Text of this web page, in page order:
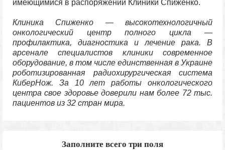
имеющимися в распоряжении Клиники Спиженко.
Клиника Спиженко — высокотехнологичный
онкологический центр полного цикла —
профилактика, диагностика и лечение рака. В
арсенале специалистов клиники современное
оборудование, в том числе единственная в Украине
роботизированная радиохирургическая система
КиберНож. За 10 лет работы онкологического
центра свое здоровье доверили нам более 72 тыс.
пациентов из 32 стран мира.
Заполните всего три поля